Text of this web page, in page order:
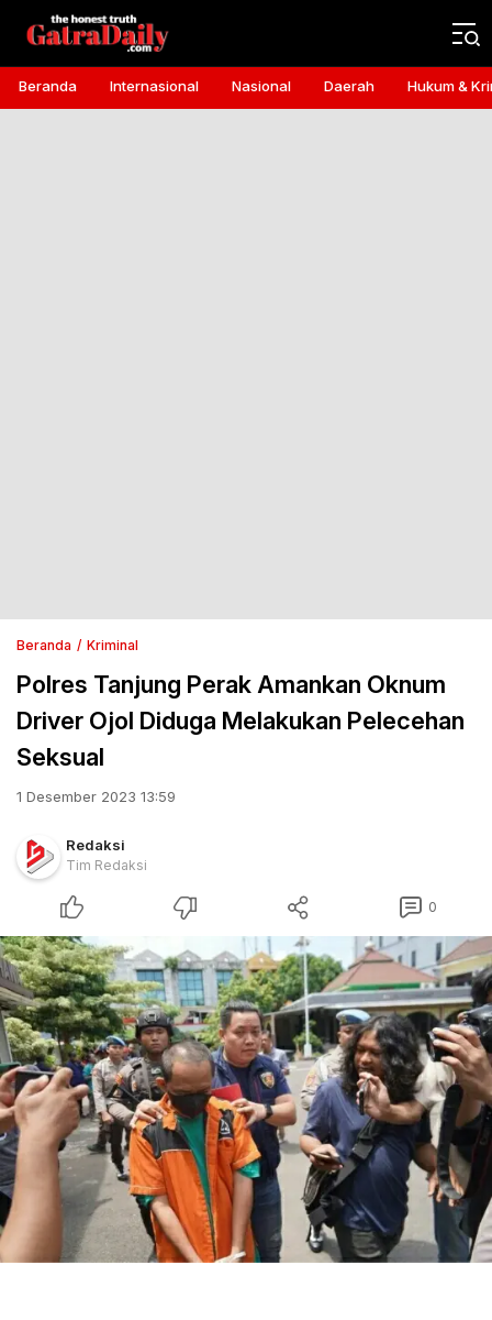
Gatra Daily
the honest truth
Beranda Internasional Nasional Daerah Hukum &
Beranda Kriminal
Polres Tanjung Perak Amankan Oknum
Driver Ojol Diduga Melakukan Pelecehan
Seksual
1 Desember 2023 13:59
Redaksi
Tim Redaksi
0